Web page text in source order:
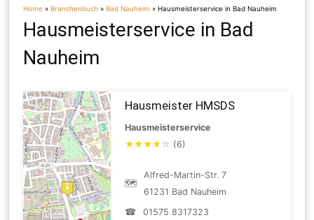
Home »Branchenbuch »Bad Nauheim »Hausmeisterservice in Bad Nauheim
Hausmeisterservice in Bad
Nauheim
Hausmeister HMSDS
Hausmeisterservice
★★★★ ☆ (6)
🗺
Alfred-Martin-Str. 7
61231 Bad Nauheim
☎
01575 8317323